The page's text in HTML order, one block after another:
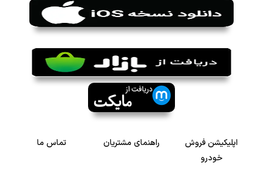
اپلیکیشن فروش
خودرو
راهنمای مشتریان تماس ما